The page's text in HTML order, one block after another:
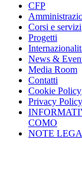
CFP
Corsi e servizi
Progetti
News &
Media Room
Contatti
Cookie Policy
Privacy
COMO
NOTE